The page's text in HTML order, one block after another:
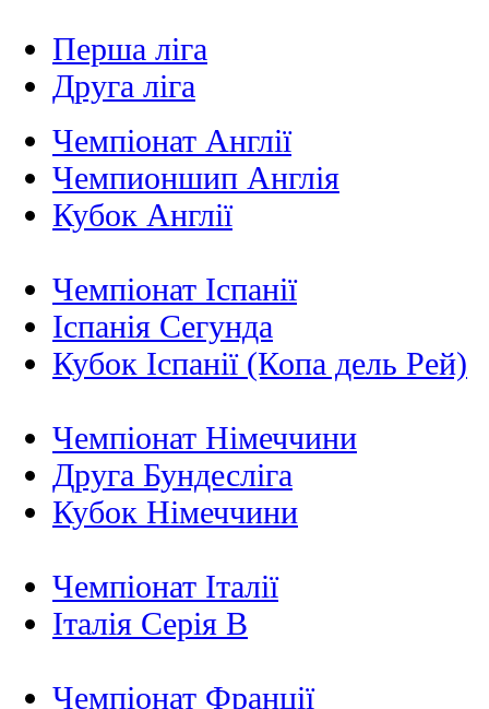
Перша ліга
Друга ліга
Чемпіонат Англії
Чемпионшип Англія
Кубок Англії
Чемпіонат Іспанії
Іспанія Сегунда
Кубок Іспанії (Копа дель Рей)
Чемпіонат Німеччини
Друга Бундесліга
Кубок Німеччини
Чемпіонат Італії
Італія Серія B
Чемпіонат Франції